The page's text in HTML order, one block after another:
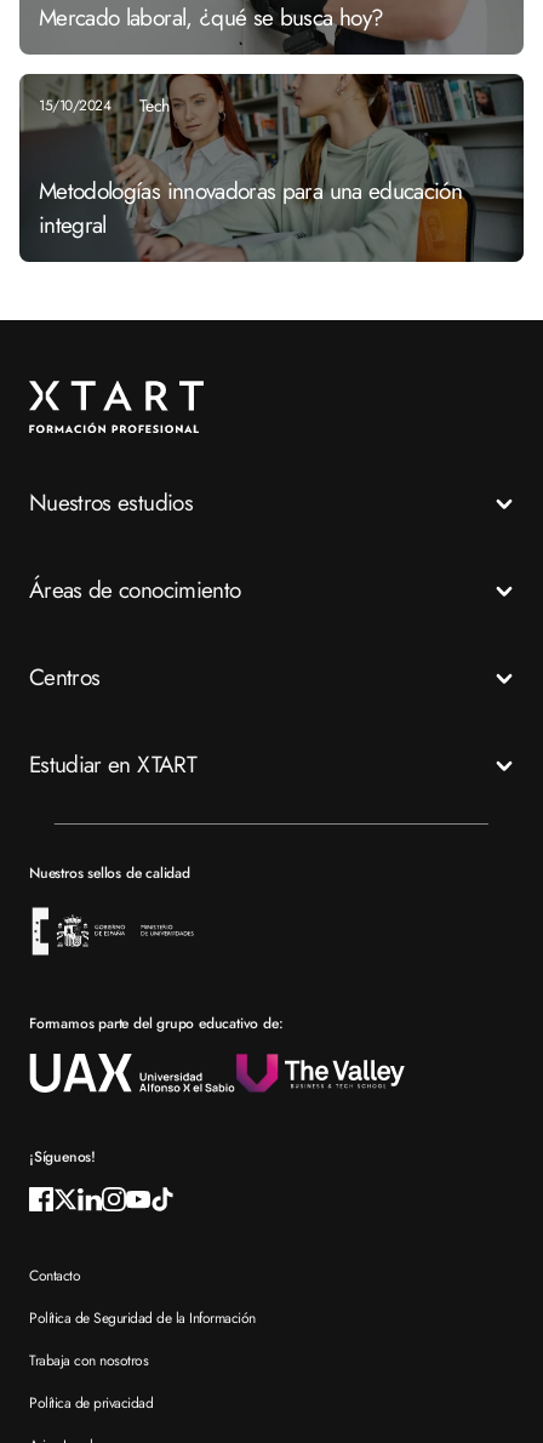
Mercado laboral, ¿qué se busca hoy?
15/10/2024 Tech
Metodologías innovadoras para una educación
integral
Nuestros estudios
Grados Medios
Especializaciones
Áreas de conocimiento
Emergencias
Tech
Centros
Murcia
Estudiar en XTART
Bolsa de empleo
Por qué elegir XTART
Reconocimientos
Nuestros sellos de calidad
Formamos parte del grupo educativo de:
¡Síguenos!
Contacto
Política de Seguridad de la Información
Trabaja con nosotros
Política de privacidad